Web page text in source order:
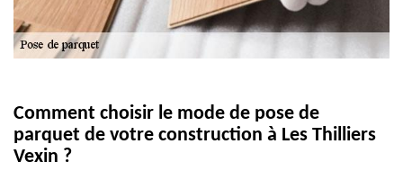
Comment choisir le mode de pose de
parquet de votre construction à Les Thilliers
Vexin ?